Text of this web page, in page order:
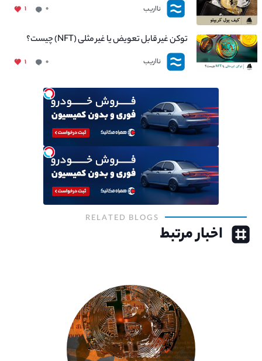
نااریب ۰ ۱
توکن غیر قابل تعویض یا غیر مثلی (NFT) چیست؟
نااریب ۰ ۱
RELATED BLOGS
اخبار مرتبط